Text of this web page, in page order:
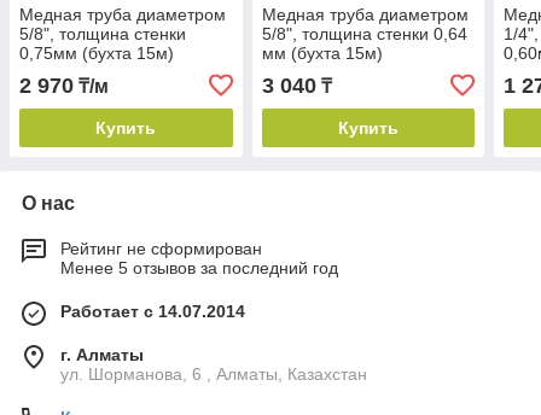
Медная труба диаметром
5/8", толщина стенки
0,75мм (бухта 15м)
2 970 ₸/м
Купить
Медная труба диаметром
5/8", толщина стенки 0,64
мм (бухта 15м)
3 040₸
Купить
1/
1
О нас
Рейтинг не сформирован
Менее 5 отзывов за последний год
Работает с 14.07.2014
г. Алматы
ул. Шорманова, 6 , Алматы, Казахстан